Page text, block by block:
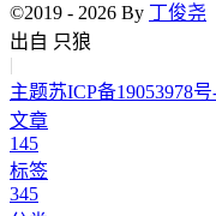
©2019 - 2026 By 丁俊尧
|
主题
文章
145
标签
345
分类